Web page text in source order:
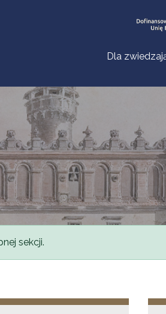
Dla
sekcji.